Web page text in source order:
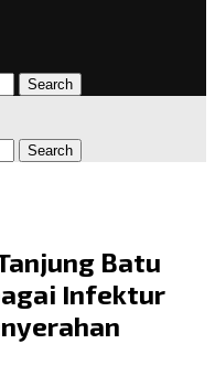
Search
Search
Batu
Infektur